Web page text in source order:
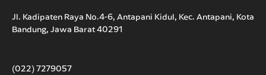
Jl. Kadipaten Raya No.4-6, Antapani Kidul, Kec. Antapani, Kota
Bandung, Jawa Barat 40291
(022) 7279057